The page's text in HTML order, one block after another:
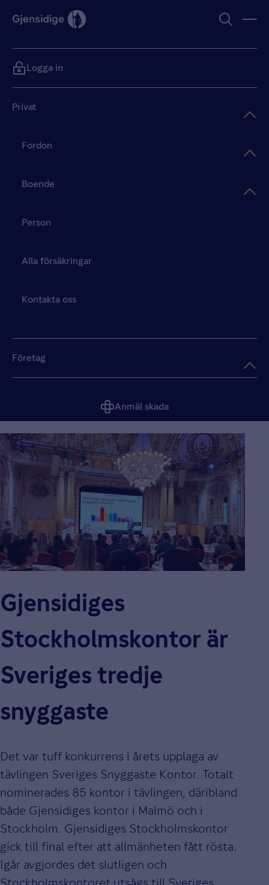
Privat
Fordon
Boende
Person
Alla försäkringar
Kontakta oss
Företag
Anmäl skada
Logga in
Gjensidiges
Stockholms­kontor är
Sveriges tredje
snyggaste
Det var tuff konkurrens i årets upplaga av
tävlingen Sveriges Snyggaste Kontor. Totalt
nominerades 85 kontor i tävlingen, däribland
både Gjensidiges kontor i Malmö och i
Stockholm. Gjensidiges Stockholmskontor
gick till final efter att allmänheten fått rösta.
Igår avgjordes det slutligen och